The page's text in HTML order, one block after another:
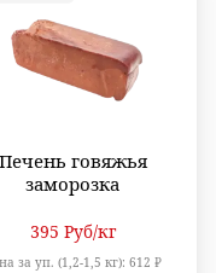
Печень говяжья
заморозка
395 Руб/кг
за уп. (1,2-1,5 кг): 612 ₽